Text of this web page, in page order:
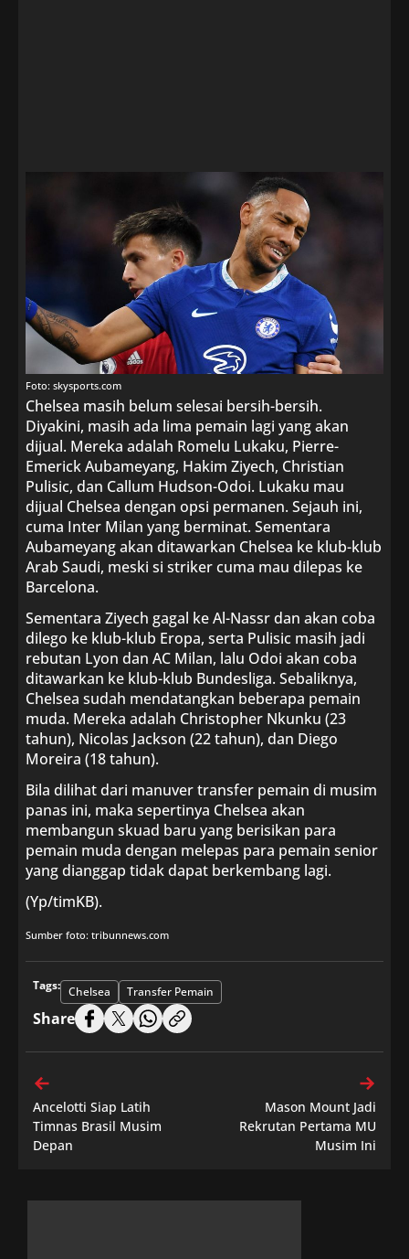
Foto: skysports.com
Chelsea masih belum selesai bersih-bersih.
Diyakini, masih ada lima pemain lagi yang akan
dijual. Mereka adalah Romelu Lukaku, Pierre-
Emerick Aubameyang, Hakim Ziyech, Christian
Pulisic, dan Callum Hudson-Odoi. Lukaku mau
dijual Chelsea dengan opsi permanen. Sejauh ini,
cuma Inter Milan yang berminat. Sementara
Aubameyang akan ditawarkan Chelsea ke klub-klub
Arab Saudi, meski si striker cuma mau dilepas ke
Barcelona.
Sementara Ziyech gagal ke Al-Nassr dan akan coba
dilego ke klub-klub Eropa, serta Pulisic masih jadi
rebutan Lyon dan AC Milan, lalu Odoi akan coba
ditawarkan ke klub-klub Bundesliga. Sebaliknya,
Chelsea sudah mendatangkan beberapa pemain
muda. Mereka adalah Christopher Nkunku (23
tahun), Nicolas Jackson (22 tahun), dan Diego
Moreira (18 tahun).
Bila dilihat dari manuver transfer pemain di musim
panas ini, maka sepertinya Chelsea akan
membangun skuad baru yang berisikan para
pemain muda dengan melepas para pemain senior
yang dianggap tidak dapat berkembang lagi.
(Yp/timKB).
Sumber foto: tribunnews.com
Tags: Chelsea Transfer Pemain
Share
Ancelotti Siap Latih
Timnas Brasil Musim
Depan
Mason Mount Jadi
Rekrutan Pertama MU
Musim Ini